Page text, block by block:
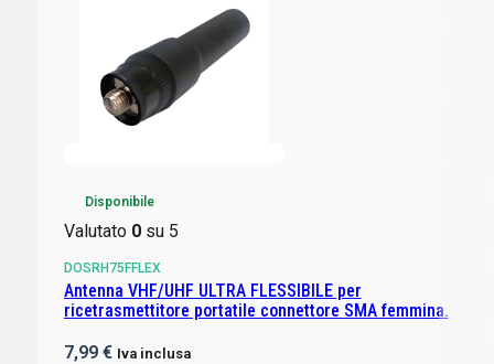
Disponibile
Valutato 0su 5
DOSRH75FFLEX
Antenna VHF/UHF ULTRA FLESSIBILE per
ricetrasmettitore portatile connettore SMA femmina.
7,99 € Iva inclusa